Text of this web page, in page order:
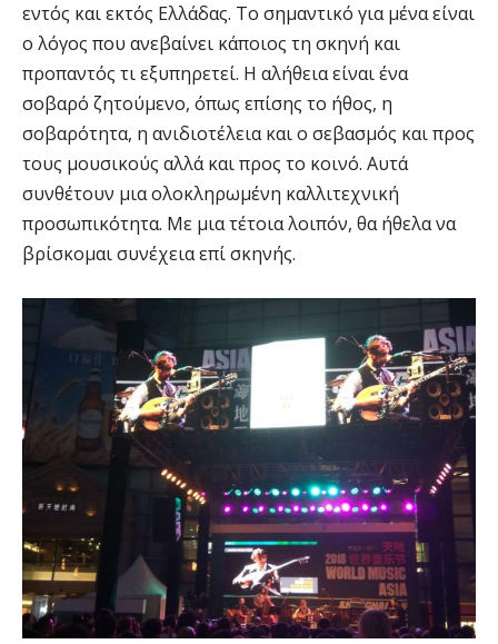
εντός και εκτός Ελλάδας. Το σημαντικό για μένα είναι
ο λόγος που ανεβαίνει κάποιος τη σκηνή και
προπαντός τι εξυπηρετεί. Η αλήθεια είναι ένα
σοβαρό ζητούμενο, όπως επίσης το ήθος, η
σοβαρότητα, η ανιδιοτέλεια και ο σεβασμός και προς
τους μουσικούς αλλά και προς το κοινό. Αυτά
συνθέτουν μια ολοκληρωμένη καλλιτεχνική
προσωπικότητα. Με μια τέτοια λοιπόν, θα ήθελα να
βρίσκομαι συνέχεια επί σκηνής.